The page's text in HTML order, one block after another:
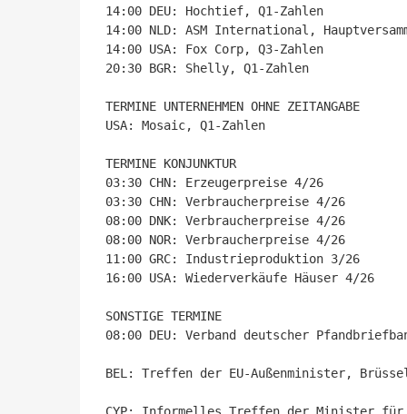
14:00 DEU: Hochtief, Q1-Zahlen
14:00 NLD: ASM International,
14:00 USA: Fox Corp, Q3-Zahlen
20:30 BGR: Shelly, Q1-Zahlen
TERMINE UNTERNEHMEN OHNE ZEITANGABE
USA: Mosaic, Q1-Zahlen
TERMINE KONJUNKTUR
03:30 CHN: Erzeugerpreise 4/26
03:30 CHN: Verbraucherpreise 4/26
08:00 DNK: Verbraucherpreise 4/26
08:00 NOR: Verbraucherpreise 4/26
11:00 GRC: Industrieproduktion 3/26
16:00 USA: Wiederverkäufe Häuser 4/26
SONSTIGE TERMINE
08:00 DEU: Verband deutscher
BEL: Treffen der EU-Außenminister,